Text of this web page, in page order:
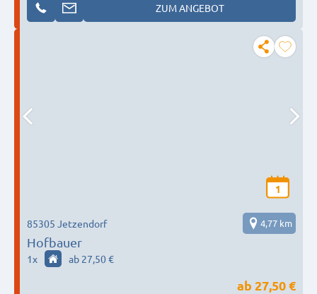
ZUM ANGEBOT
1
Hofbauer
85305 Jetzendorf 4,77 km
1x ab 27,50 €
ab 27,50 €